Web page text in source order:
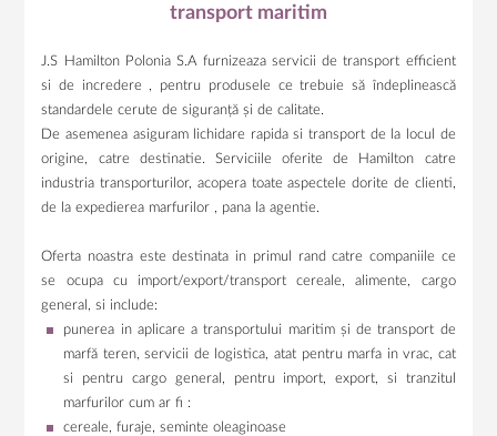
transport maritim
J.S Hamilton Polonia S.A furnizeaza servicii de transport efficient
si de incredere , pentru produsele ce trebuie să îndeplinească
standardele cerute de siguranță și de calitate.
De asemenea asiguram lichidare rapida si transport de la locul de
origine, catre destinatie. Serviciile oferite de Hamilton catre
industria transporturilor, acopera toate aspectele dorite de clienti,
de la expedierea marfurilor , pana la agentie.
Oferta noastra este destinata in primul rand catre companiile ce
se ocupa cu import/export/transport cereale, alimente, cargo
general, si include:
punerea in aplicare a transportului maritim și de transport de
marfă teren, servicii de logistica, atat pentru marfa in vrac, cat
si pentru cargo general, pentru import, export, si tranzitul
marfurilor cum ar fi :
cereale, furaje, seminte oleaginoase